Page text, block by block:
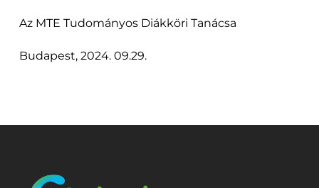
Az MTE Tudományos Diákköri Tanácsa
Budapest, 2024. 09.29.